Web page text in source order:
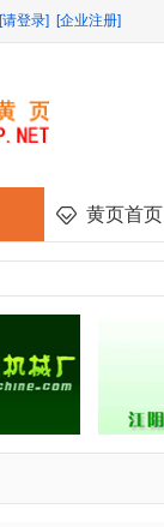
[请登录] [企业注册]
黄页首页